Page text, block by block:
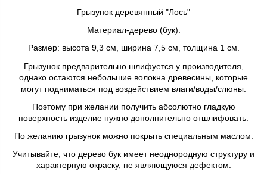
Грызунок деревянный "Лось"
Материал-дерево (бук).
Размер: высота 9,3 см, ширина 7,5 см, толщина 1 см.
Грызунок предварительно шлифуется у производителя,
однако остаются небольшие волокна древесины, которые
могут подниматься под воздействием влаги/воды/слюны.
Поэтому при желании получить абсолютно гладкую
поверхность изделие нужно дополнительно отшлифовать.
По желанию грызунок можно покрыть специальным маслом.
Учитывайте, что дерево бук имеет неоднородную структуру и
характерную окраску, не являющуюся дефектом.